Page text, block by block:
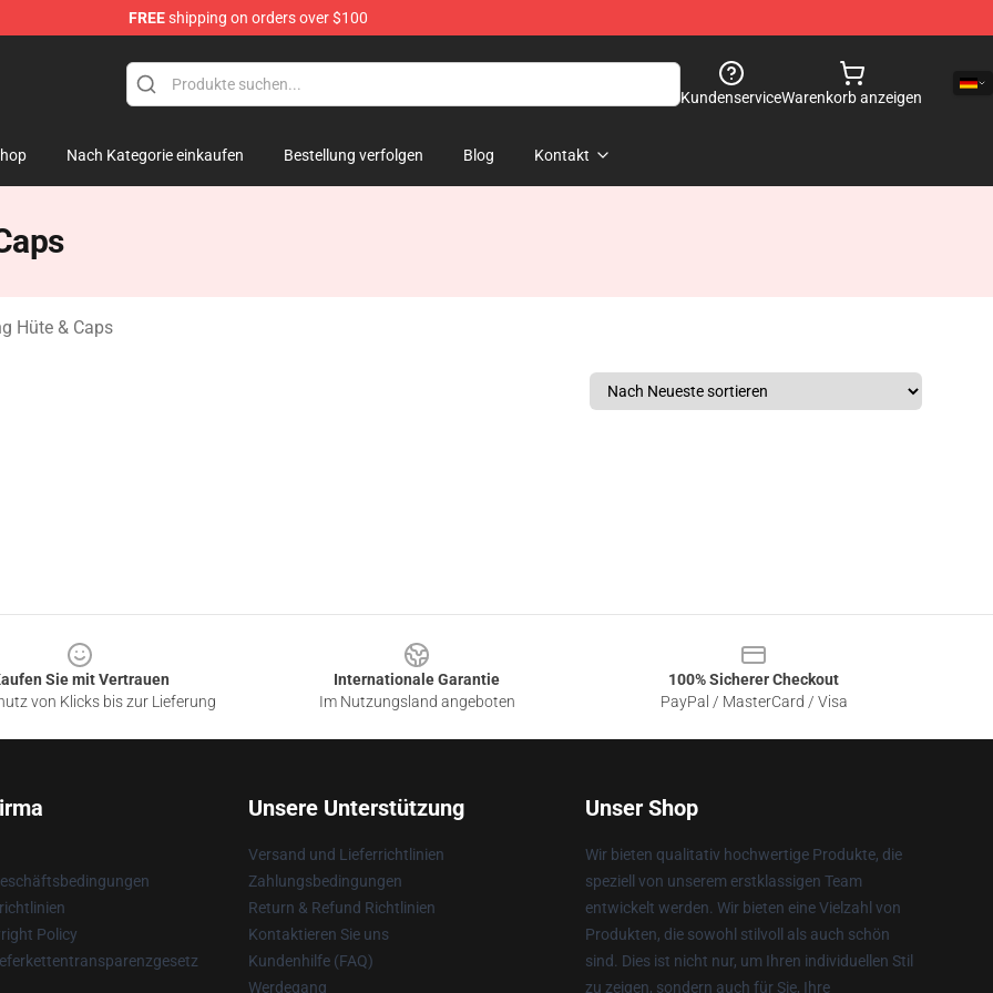
FREEshipping on orders over $100
KundenserviceWarenkorb anzeigen
Nach Kategorie einkaufen Bestellung verfolgen Blog Kontakt
Hüte & Caps
Sie mit Vertrauen
von Klicks bis zur Lieferung
Internationale Garantie
Im Nutzungsland angeboten
100% Sicherer Checkout
PayPal / MasterCard / Visa
Policy
Unsere Unterstützung
Versand und Lieferrichtlinien
Zahlungsbedingungen
Return & Refund Richtlinien
Kontaktieren Sie uns
Kundenhilfe (FAQ)
Werdegang
Unser Shop
Wir bieten qualitativ hochwertige Produkte, die
speziell von unserem erstklassigen Team
entwickelt werden. Wir bieten eine Vielzahl von
Produkten, die sowohl stilvoll als auch schön
sind. Dies ist nicht nur, um Ihren individuellen Stil
zu zeigen, sondern auch für Sie, Ihre